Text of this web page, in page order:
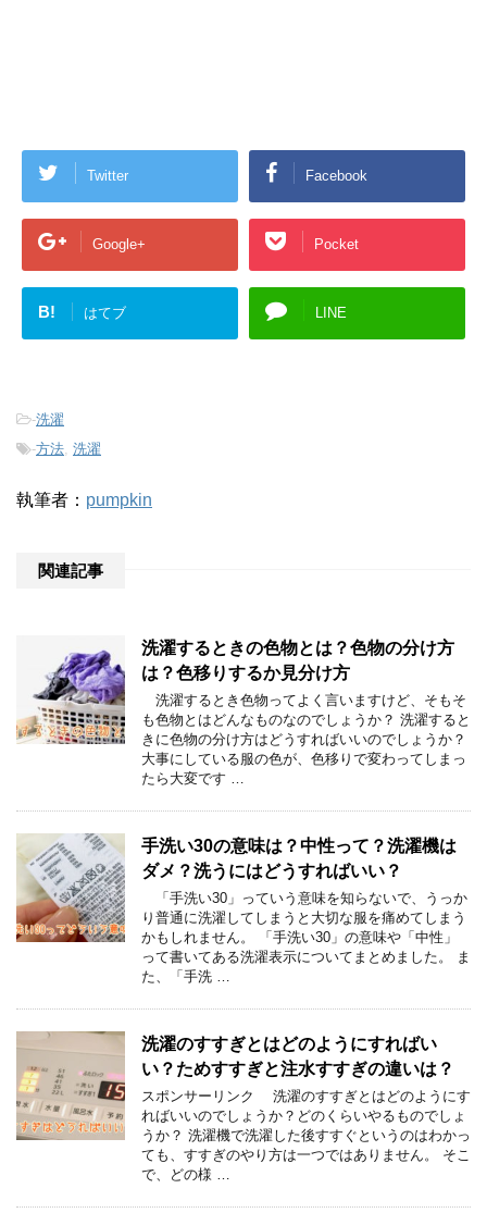
Twitter Facebook
Google+ Pocket
B! はてブ LINE
-洗濯
-方法 洗濯
執筆者： pumpkin
関連記事
洗濯するときの色物とは？色物の分け方
は？色移りするか見分け方
洗濯するとき色物ってよく言いますけど、そもそ
も色物とはどんなものなのでしょうか？ 洗濯すると
きに色物の分け方はどうすればいいのでしょうか？
大事にしている服の色が、色移りで変わってしまっ
たら大変です …
手洗い30の意味は？中性って？洗濯機は
ダメ？洗うにはどうすればいい？
「手洗い30」っていう意味を知らないで、うっか
り普通に洗濯してしまうと大切な服を痛めてしまう
かもしれません。 「手洗い30」の意味や「中性」
って書いてある洗濯表示についてまとめました。 ま
た、「手洗 …
洗濯のすすぎとはどのようにすればい
い？ためすすぎと注水すすぎの違いは？
スポンサーリンク 洗濯のすすぎとはどのようにす
ればいいのでしょうか？どのくらいやるものでしょ
うか？ 洗濯機で洗濯した後すすぐというのはわかっ
ても、すすぎのやり方は一つではありません。 そこ
で、どの様 …